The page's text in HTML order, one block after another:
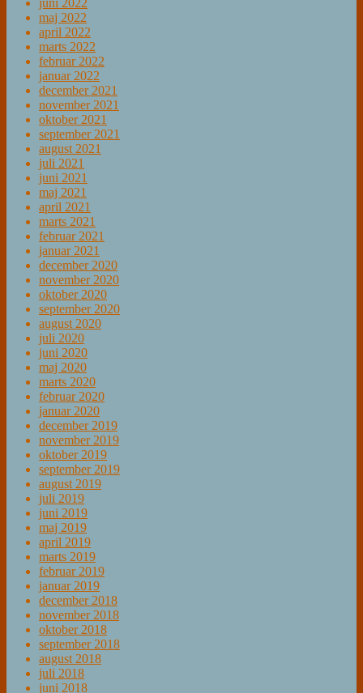
juni 2022
maj 2022
april 2022
marts 2022
februar 2022
januar 2022
december 2021
november 2021
oktober 2021
september 2021
august 2021
juli 2021
juni 2021
maj 2021
april 2021
marts 2021
februar 2021
januar 2021
december 2020
november 2020
oktober 2020
september 2020
august 2020
juli 2020
juni 2020
maj 2020
marts 2020
februar 2020
januar 2020
december 2019
november 2019
oktober 2019
september 2019
august 2019
juli 2019
juni 2019
maj 2019
april 2019
marts 2019
februar 2019
januar 2019
december 2018
november 2018
oktober 2018
september 2018
august 2018
juli 2018
juni 2018